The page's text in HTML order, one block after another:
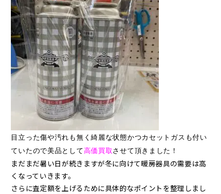
目立った傷や汚れも無く綺麗な状態かつカセットガスも付い
ていたので美品として高価買取させて頂きました！
まだまだ暑い日が続きますが冬に向けて暖房器具の需要は高
くなっていきます。
さらに査定額を上げるために具体的なポイントを整理しまし